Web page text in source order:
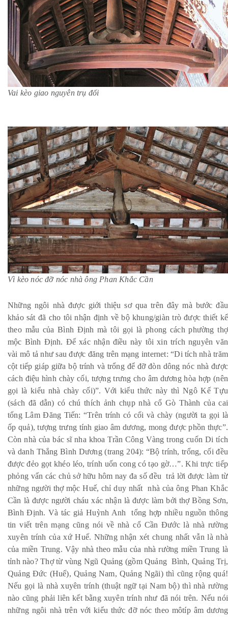
Vai kèo giao nguyên trụ đối
Vì kèo nóc đỡ nóc nhà ông Phan Khắc Cần
Những ngôi nhà được giới thiệu sơ qua trên đây mà bước đầu
khảo sát đã cho tôi nhận định về bộ khung/giàn trò được thiết kế
theo mẫu của Bình Định mà tôi gọi là phong cách phường thợ
mộc Bình Định. Để xác nhận điều này tôi xin trích nguyên văn
vài mô tả như sau được đăng trên mạng internet: “Di tích nhà trăm
cột tiếp giáp giữa bộ trính và trổng để đỡ đòn dông nóc nhà được
cách điệu hình chày cối, tượng trưng cho âm dương hòa hợp (nên
gọi là kiểu nhà chày cối)”. Với kiểu thức này thì Ngô Kế Tựu
(sách đã dẫn) có chú thích ảnh chụp nhà cổ Gò Thành của cai
tổng Lâm Đăng Tiến: “Trên trính có cối và chày (người ta gọi là
ốp quả), tượng trưng tính giao âm dương, mong được phồn thực”.
Còn nhà của bác sĩ nha khoa Trần Công Vàng trong cuốn Di tích
và danh Thắng Bình Dương (trang 204): “Bộ trính, trổng, cối đều
được đẻo gọt khéo léo, trính uốn cong có tạo gờ…”. Khi trực tiếp
phỏng vấn các chủ sở hữu hôm nay đa số đều trả lời được làm từ
những người thợ mộc Huế, chỉ duy nhất nhà của ông Phan Khắc
Cần là được người cháu xác nhận là được làm bởi thợ Bồng Sơn,
Bình Định. Và tác giả Huỳnh Anh tổng hợp nhiều nguồn thông
tin viết trên mạng cũng nói về nhà cổ Cần Đước là nhà rường
xuyên trính của xứ Huế. Những nhận xét chung nhất vẫn là nhà
của miền Trung. Vậy nhà theo mẫu của nhà rường miền Trung là
tỉnh nào? Thợ từ vùng Ngũ Quảng (gồm Quảng Bình, Quảng Trị,
Quảng Đức (Huế), Quảng Nam, Quảng Ngãi) thì cũng rộng quá!
Nếu gọi là nhà xuyên trính (thuật ngữ tại Nam bộ) thì nhà rường
nào cũng phải liên kết bằng xuyên trính như đã nói trên. Nếu nói
những ngôi nhà trên với kiểu thức đỡ nóc theo môtíp âm dương